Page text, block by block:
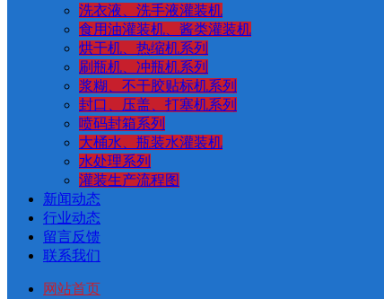
洗衣液、洗手液灌装机
食用油灌装机、酱类灌装机
烘干机、热缩机系列
刷瓶机、冲瓶机系列
浆糊、不干胶贴标机系列
封口、压盖、打塞机系列
喷码封箱系列
大桶水、瓶装水灌装机
水处理系列
灌装生产流程图
新闻动态
行业动态
留言反馈
联系我们
网站首页